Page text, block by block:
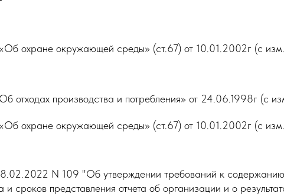
ох­ране окружающей среды» (ст.67) от 10.01.2002г (с
про­изводства и потребления» от 24.06.1998г (с
ох­ране окружающей среды» (ст.67) от 10.01.2002г (с
N 109 "Об утверждении требований к содержанию
и сроков представления отчета об организации и о